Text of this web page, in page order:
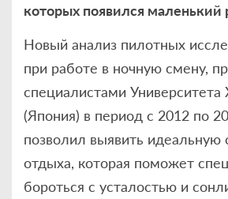
которых появился маленький
Новый анализ пилотных
при работе в ночную смену,
специалистами
(Япония) в период с 2012 по
позволил выявить идеальную
отдыха, которая поможет
бороться с усталостью и